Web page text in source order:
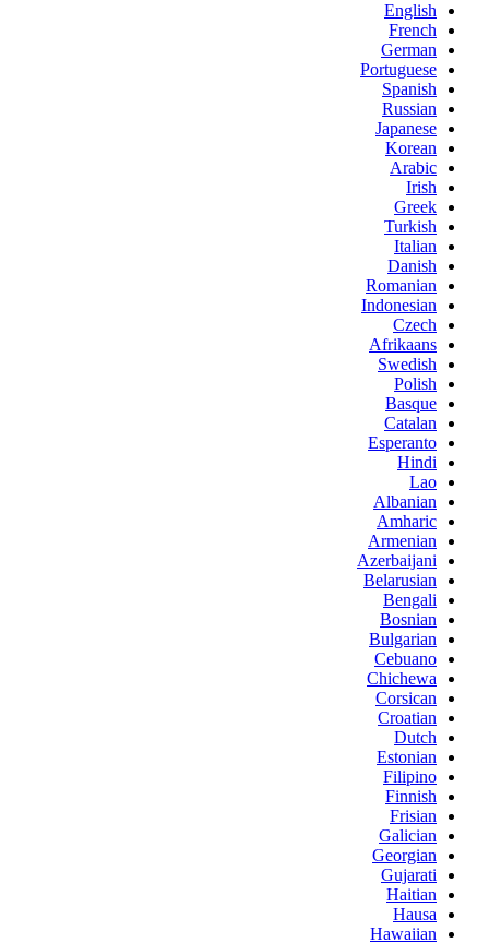
English
French
German
Portuguese
Spanish
Russian
Japanese
Korean
Arabic
Irish
Greek
Turkish
Italian
Danish
Romanian
Indonesian
Czech
Afrikaans
Swedish
Polish
Basque
Catalan
Esperanto
Hindi
Lao
Albanian
Amharic
Armenian
Azerbaijani
Belarusian
Bengali
Bosnian
Bulgarian
Cebuano
Chichewa
Corsican
Croatian
Dutch
Estonian
Filipino
Finnish
Frisian
Galician
Georgian
Gujarati
Haitian
Hausa
Hawaiian